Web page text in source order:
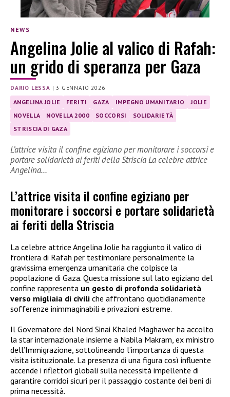
NEWS
Angelina Jolie al valico di Rafah:
un grido di speranza per Gaza
DARIO LESSA |3 GENNAIO 2026
ANGELINA JOLIE FERITI GAZA IMPEGNO UMANITARIO
JOLIE
NOVELLA
NOVELLA 2000 SOCCORSI
SOLIDARIETÀ
STRISCIA DI GAZA
L’attrice visita il confine egiziano per monitorare i soccorsi e
portare solidarietà ai feriti della Striscia La celebre attrice
Angelina…
L’attrice visita il confine egiziano per
monitorare i soccorsi e portare solidarietà
ai feriti della Striscia
La celebre attrice Angelina Jolie ha raggiunto il valico di
frontiera di Rafah per testimoniare personalmente la
gravissima emergenza umanitaria che colpisce la
popolazione di Gaza. Questa missione sul lato egiziano del
confine rappresenta un gesto di profonda solidarietà
verso migliaia di civili che affrontano quotidianamente
sofferenze inimmaginabili e privazioni estreme.
Il Governatore del Nord Sinai Khaled Maghawer ha accolto
la star internazionale insieme a Nabila Makram, ex ministro
dell’Immigrazione, sottolineando l’importanza di questa
visita istituzionale. La presenza di una figura così influente
accende i riflettori globali sulla necessità impellente di
garantire corridoi sicuri per il passaggio costante dei beni di
prima necessità.